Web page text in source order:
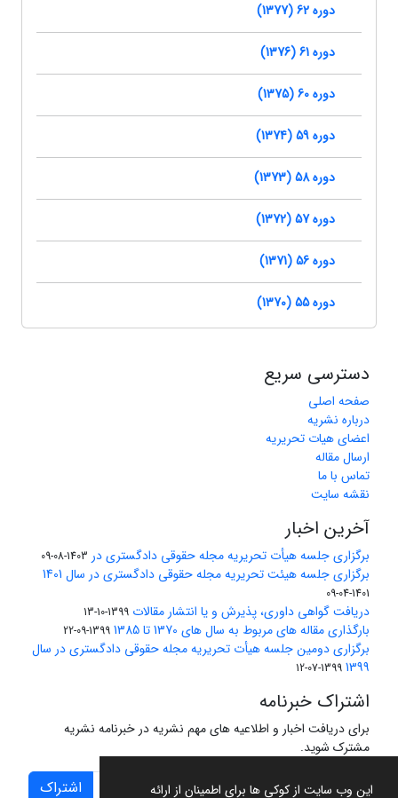
این وب سایت از کوکی ها برای اطمینان از ارائه
دوره 62 (1377)
دوره 61 (1376)
دوره 60 (1375)
دوره 59 (1374)
دوره 58 (1373)
دوره 57 (1372)
دوره 56 (1371)
دوره 55 (1370)
دسترسی سریع
صفحه اصلی
درباره نشریه
اعضای هیات تحریریه
ارسال مقاله
تماس با ما
نقشه سایت
آخرین اخبار
برگزاری جلسه هیأت تحریریه مجله حقوقی دادگستری در 1403-08-09
برگزاری جلسه هیئت تحریریه مجله حقوقی دادگستری در سال 1401
1401-04-09
دریافت گواهی داوری، پذیرش و یا انتشار مقالات 1399-10-13
بارگذاری مقاله های مربوط به سال های 1370 تا 1385 1399-09-22
برگزاری دومین جلسه هیأت تحریریه مجله حقوقی دادگستری در سال
1399
1399-07-12
اشتراک خبرنامه
برای دریافت اخبار و اطلاعیه های مهم نشریه در خبرنامه نشریه
مشترک شوید.
اشتراک